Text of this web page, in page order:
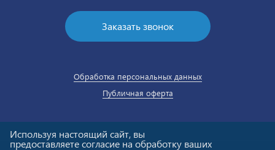
Заказать звонок
Обработка персональных данных
Публичная оферта
Используя настоящий сайт, вы
предоставляете согласие на обработку ваших